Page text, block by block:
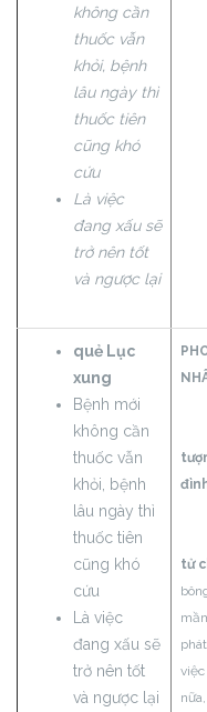
không cần
thuốc vẫn
khỏi, bệnh
lâu ngày thì
thuốc tiên
cũng khó
cứu
Là việc
đang xấu sẽ
trở nên tốt
và ngược lại
quẻ Lục
xung
Bệnh mới
không cần
thuốc vẫn
khỏi, bệnh
lâu ngày thì
thuốc tiên
cũng khó
cứu
Là việc
đang xấu sẽ
trở nên tốt
và ngược lại
tử